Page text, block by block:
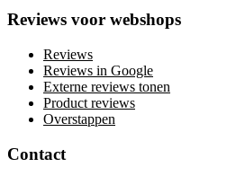
Reviews voor webshops
Reviews
Reviews in Google
Externe reviews tonen
Product reviews
Overstappen
Contact